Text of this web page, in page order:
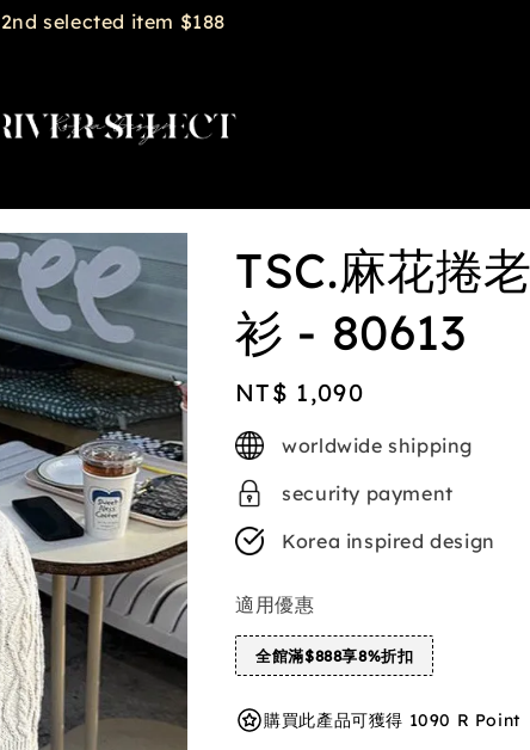
2nd selected item $188
TSC.麻花捲
衫 - 80613
Regular
price
NT$ 1,090
worldwide shipping
security payment
Korea inspired design
適用優惠
全館滿$888享8%折扣
購買此產品可獲得 1090 R Point